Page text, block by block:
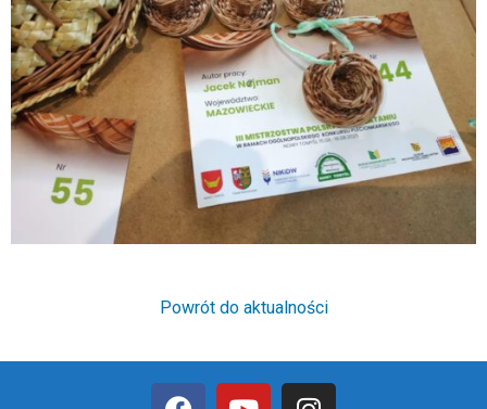
Powrót do aktualności